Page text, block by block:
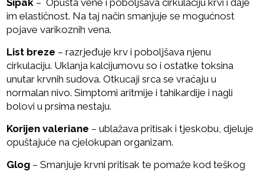
im elastičnost. Na taj način smanjuje se mogućnost
pojave varikoznih vena.
List breze – razrjeđuje krv i poboljšava njenu
cirkulaciju. Uklanja kalcijumovu so i ostatke toksina
unutar krvnih sudova. Otkucaji srca se vraćaju u
normalan nivo. Simptomi aritmije i tahikardije i nagli
bolovi u prsima nestaju.
Korijen valeriane – ublažava pritisak i tjeskobu, djeluje
opuštajuće na cjelokupan organizam.
Glog – Smanjuje krvni pritisak te pomaže kod teškog